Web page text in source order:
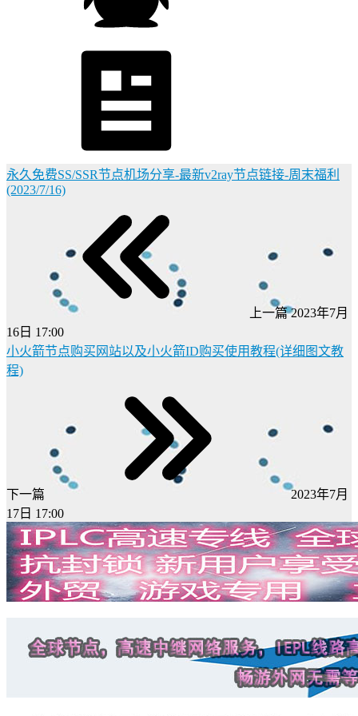
永久免费SS/SSR节点机场分享-最新v2ray节点链接-周末福利
(2023/7/16)
上一篇 2023年7月
16日 17:00
小火箭节点购买网站以及小火箭ID购买使用教程(详细图文教
程)
下一篇
2023年7月
17日 17:00